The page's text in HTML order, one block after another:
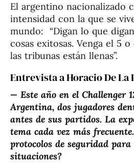
El argentino nacionalizado
intensidad con la que se
mundo: “Digan lo que
cosas exitosas. Venga el 5
las tribunas están llenas”.
Entrevista a Horacio De La
— Este año en el Challenger
Argentina, dos jugadores
antes de sus partidos. La
tema cada vez más
protocolos de seguridad
situaciones?